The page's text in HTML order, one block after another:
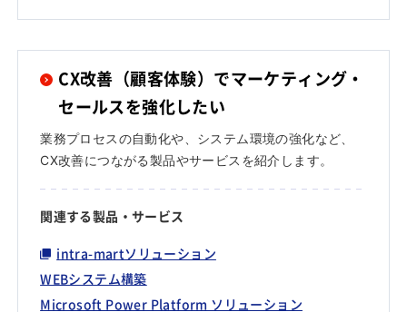
CX改善（顧客体験）でマーケティング・
セールスを強化したい
業務プロセスの自動化や、システム環境の強化など、
CX改善につながる製品やサービスを紹介します。
関連する製品・サービス
intra-martソリューション
WEBシステム構築
Microsoft Power Platform ソリューション